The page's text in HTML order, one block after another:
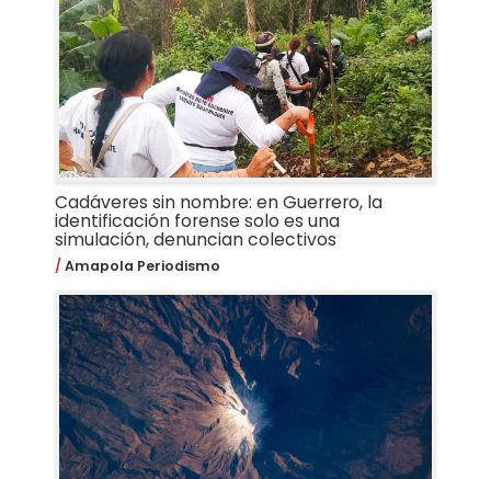
Cadáveres sin nombre: en Guerrero, la
identificación forense solo es una
simulación, denuncian colectivos
Amapola Periodismo